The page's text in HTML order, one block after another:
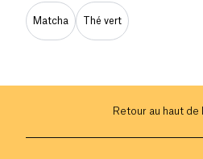
Matcha Thé vert
Retour au haut de